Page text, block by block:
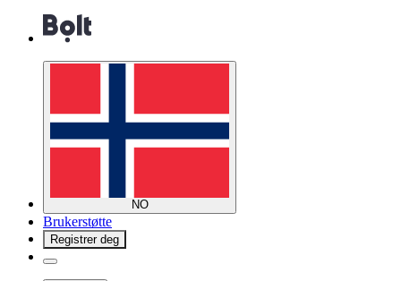
NO
Brukerstøtte
Registrer deg